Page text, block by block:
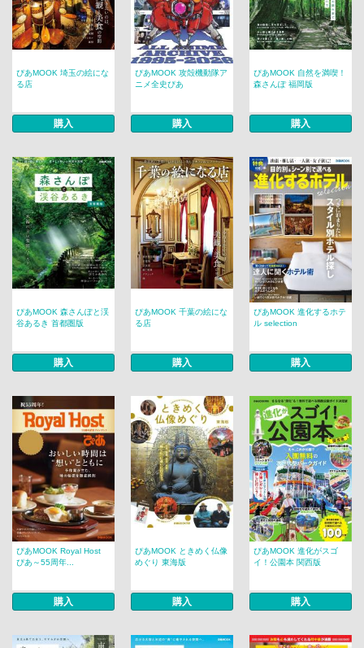
ぴあMOOK 埼玉の絵にな
る店
購入
ぴあMOOK 攻殻機動隊ア
ニメ全史ぴあ
購入
ぴあMOOK 自然を満喫！
森さんぽ 福岡版
購入
ぴあMOOK 森さんぽと渓
谷あるき 首都圏版
購入
ぴあMOOK 千葉の絵にな
る店
購入
ぴあMOOK 進化するホテ
ル selection
購入
ぴあMOOK Royal Host
ぴあ～55周年...
購入
ぴあMOOK ときめく仏像
めぐり 東海版
購入
ぴあMOOK 進化がスゴ
イ！公園本 関西版
購入